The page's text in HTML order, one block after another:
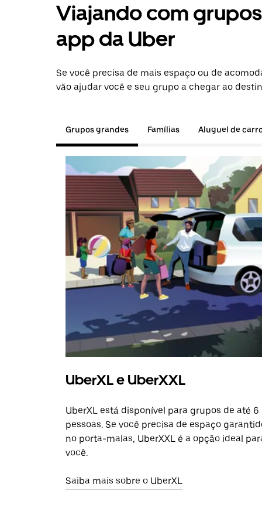
Viajando com
app da Uber
Se você precisa de mais espaço ou de
vão ajudar você e seu grupo a chegar ao
Grupos grandes Famílias Aluguel de
UberXL e UberXXL
UberXL está disponível para grupos de até 6
pessoas. Se você precisa de espaço
no porta-malas, UberXXL é a opção ideal
você.
Saiba mais sobre o UberXL